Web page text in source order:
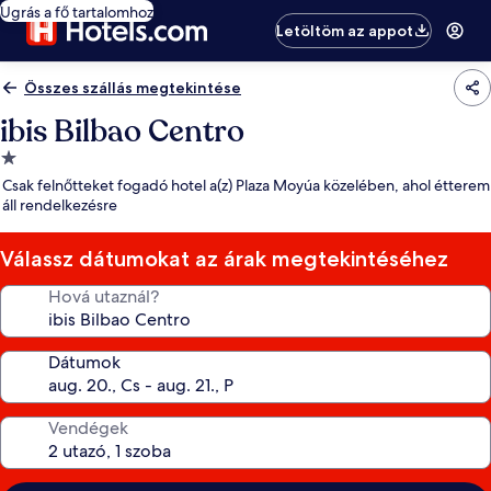
Ugrás a fő tartalomhoz
Letöltöm az appot
Összes szállás megtekintése
ibis Bilbao Centro
1.0
csillagos
szálláshely
Csak felnőtteket fogadó hotel a(z) Plaza Moyúa közelében, ahol étterem
áll rendelkezésre
Válassz dátumokat az árak megtekintéséhez
Hová utaznál?
Dátumok
Vendégek